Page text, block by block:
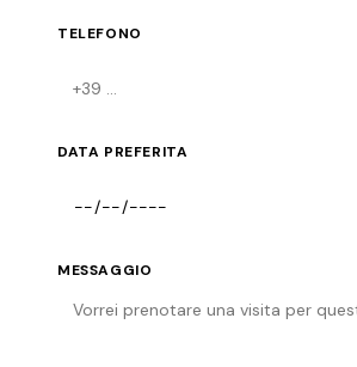
TELEFONO
DATA PREFERITA
MESSAGGIO